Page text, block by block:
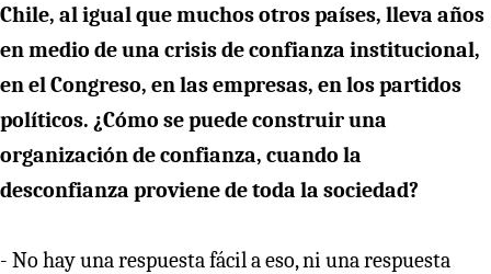
Chile, al igual que muchos otros países, lleva años
en medio de una crisis de confianza institucional,
en el Congreso, en las empresas, en los partidos
políticos. ¿Cómo se puede construir una
organización de confianza, cuando la
desconfianza proviene de toda la sociedad?
- No hay una respuesta fácil a eso, ni una respuesta